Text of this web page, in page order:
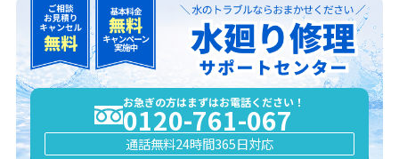
お急ぎの方はまずはお電話ください！
0120-761-067
通話無料24時間365日対応